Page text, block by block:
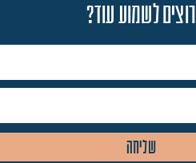
רוצים לשמוע עוד?
שליחה